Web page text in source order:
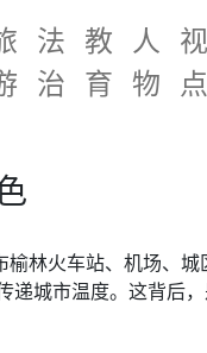
法
治
教
育
人
物
视
点
林火车站、机场、
城市温度。这背后